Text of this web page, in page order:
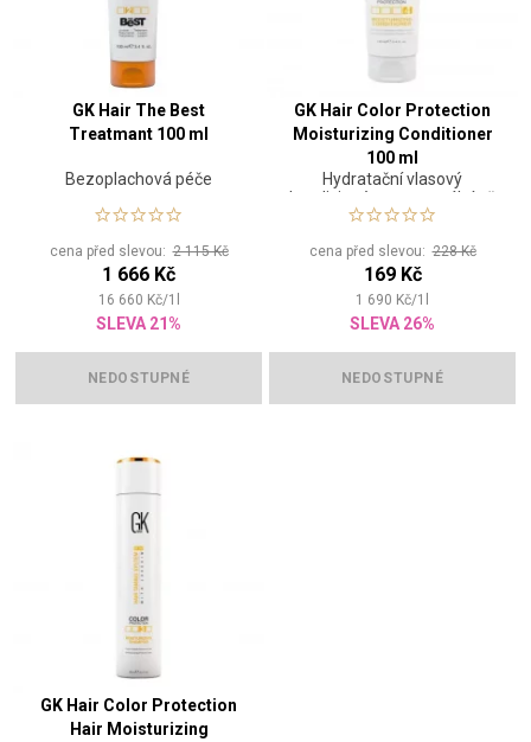
GK Hair The Best
Treatmant 100 ml
Bezoplachová péče
cena před slevou:2 115 Kč
1 666 Kč
16 660 Kč/1
SLEVA 21%
NEDOSTUPNÉ
GK Hair Color Protection
Moisturizing Conditioner
100 ml
Hydratační vlasový
kondicionér pro normální až
suché vlasy
cena před slevou:228 Kč
169 Kč
1 690 Kč/1
SLEVA 26%
NEDOSTUPNÉ
GK Hair Color Protection
Hair Moisturizing